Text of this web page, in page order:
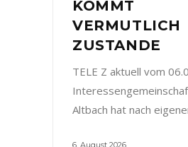
KOMMT
VERMUTLICH
ZUSTANDE
TELE Z aktuell vom
Altbach hat nach
6. August 2026